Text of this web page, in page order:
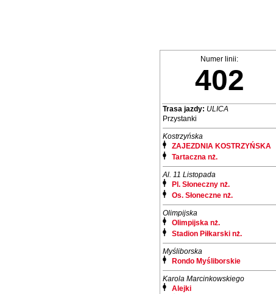
Numer linii:
402
Trasa jazdy: ULICA
Przystanki
Kostrzyńska
ZAJEZDNIA KOSTRZYŃSKA
Tartaczna nż.
Al. 11 Listopada
Pl. Słoneczny nż.
Os. Słoneczne nż.
Olimpijska
Olimpijska nż.
Stadion Piłkarski nż.
Myśliborska
Rondo Myśliborskie
Karola Marcinkowskiego
Alejki